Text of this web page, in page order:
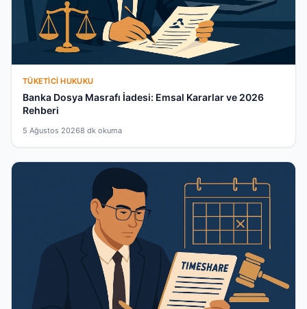
TÜKETICI HUKUKU
Banka Dosya Masrafı İadesi: Emsal Kararlar ve 2026
Rehberi
5 Ağustos 20268 dk okuma